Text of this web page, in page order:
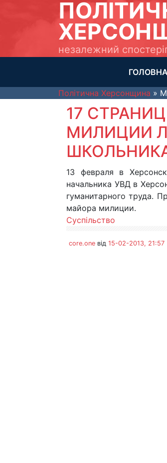
незалежний
ГОЛОВНА
Політична Херсонщина »
17
МИЛИЦИИ
13 февраля в
начальника УВД в
гуманитарного труда.
майора милиции.
Суспільство
core.one від 15-02-2013, 21:57